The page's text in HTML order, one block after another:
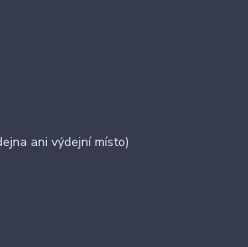
ani výdejní místo)